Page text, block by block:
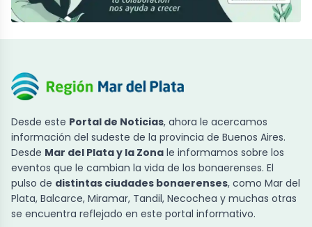
Desde este Portal de Noticias, ahora le acercamos
información del sudeste de la provincia de Buenos Aires.
Desde Mar del Plata y la Zona le informamos sobre los
eventos que le cambian la vida de los bonaerenses. El
pulso de distintas ciudades bonaerenses, como Mar del
Plata, Balcarce, Miramar, Tandil, Necochea y muchas otras
se encuentra reflejado en este portal informativo.